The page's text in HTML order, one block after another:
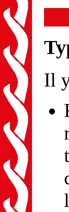
Il